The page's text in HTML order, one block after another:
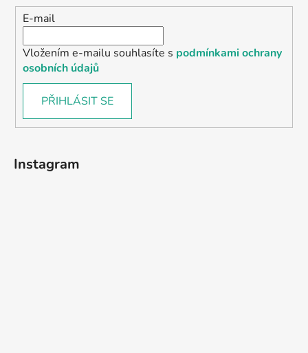
E-mail
Vložením e-mailu souhlasíte s podmínkami ochrany
osobních údajů
PŘIHLÁSIT SE
Instagram